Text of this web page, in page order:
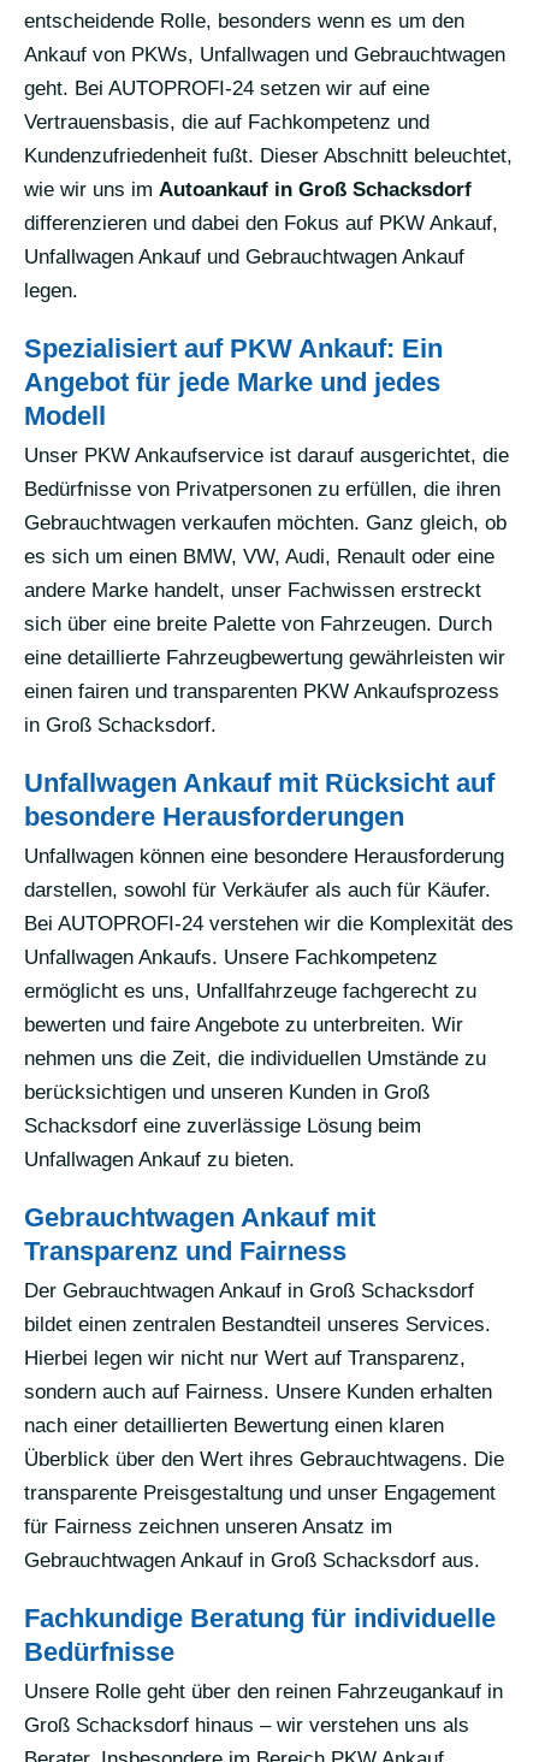
entscheidende Rolle, besonders wenn es um den
Ankauf von PKWs, Unfallwagen und Gebrauchtwagen
geht. Bei AUTOPROFI-24 setzen wir auf eine
Vertrauensbasis, die auf Fachkompetenz und
Kundenzufriedenheit fußt. Dieser Abschnitt beleuchtet,
wie wir uns im Autoankauf in Groß Schacksdorf
differenzieren und dabei den Fokus auf PKW Ankauf,
Unfallwagen Ankauf und Gebrauchtwagen Ankauf
legen.
Spezialisiert auf PKW Ankauf: Ein
Angebot für jede Marke und jedes
Modell
Unser PKW Ankaufservice ist darauf ausgerichtet, die
Bedürfnisse von Privatpersonen zu erfüllen, die ihren
Gebrauchtwagen verkaufen möchten. Ganz gleich, ob
es sich um einen BMW, VW, Audi, Renault oder eine
andere Marke handelt, unser Fachwissen erstreckt
sich über eine breite Palette von Fahrzeugen. Durch
eine detaillierte Fahrzeugbewertung gewährleisten wir
einen fairen und transparenten PKW Ankaufsprozess
in Groß Schacksdorf.
Unfallwagen Ankauf mit Rücksicht auf
besondere Herausforderungen
Unfallwagen können eine besondere Herausforderung
darstellen, sowohl für Verkäufer als auch für Käufer.
Bei AUTOPROFI-24 verstehen wir die Komplexität des
Unfallwagen Ankaufs. Unsere Fachkompetenz
ermöglicht es uns, Unfallfahrzeuge fachgerecht zu
bewerten und faire Angebote zu unterbreiten. Wir
nehmen uns die Zeit, die individuellen Umstände zu
berücksichtigen und unseren Kunden in Groß
Schacksdorf eine zuverlässige Lösung beim
Unfallwagen Ankauf zu bieten.
Gebrauchtwagen Ankauf mit
Transparenz und Fairness
Der Gebrauchtwagen Ankauf in Groß Schacksdorf
bildet einen zentralen Bestandteil unseres Services.
Hierbei legen wir nicht nur Wert auf Transparenz,
sondern auch auf Fairness. Unsere Kunden erhalten
nach einer detaillierten Bewertung einen klaren
Überblick über den Wert ihres Gebrauchtwagens. Die
transparente Preisgestaltung und unser Engagement
für Fairness zeichnen unseren Ansatz im
Gebrauchtwagen Ankauf in Groß Schacksdorf aus.
Fachkundige Beratung für individuelle
Bedürfnisse
Unsere Rolle geht über den reinen Fahrzeugankauf in
Groß Schacksdorf hinaus – wir verstehen uns als